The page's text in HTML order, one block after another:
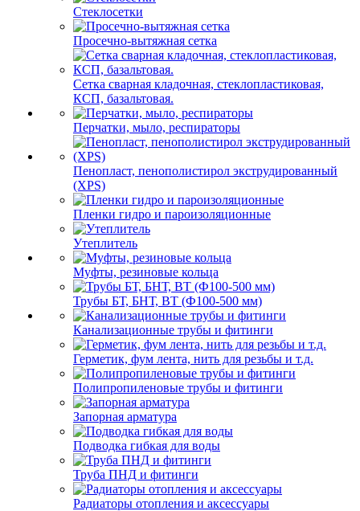
Стеклосетки
Просечно-вытяжная сетка
Сетка сварная кладочная, стеклопластиковая,
КСП, базальтовая.
Перчатки, мыло, респираторы
Пенопласт, пенополистирол экструдированный
(XPS)
Пленки гидро и пароизоляционные
Утеплитель
Муфты, резиновые кольца
Трубы БТ, БНТ, ВТ (Ф100-500 мм)
Канализационные трубы и фитинги
Герметик, фум лента, нить для резьбы и т.д.
Полипропиленовые трубы и фитинги
Запорная арматура
Подводка гибкая для воды
Труба ПНД и фитинги
Радиаторы отопления и аксессуары